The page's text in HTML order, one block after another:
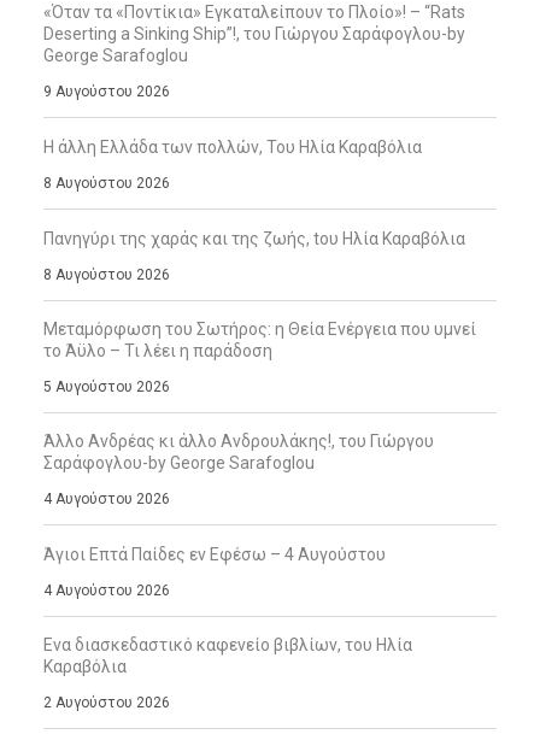
«Όταν τα «Ποντίκια» Εγκαταλείπουν το Πλοίο»! – “Rats
Deserting a Sinking Ship”!, του Γιώργου Σαράφογλου-by
George Sarafoglou
9 Αυγούστου 2026
Η άλλη Ελλάδα των πολλών, Του Ηλία Καραβόλια
8 Αυγούστου 2026
Πανηγύρι της χαράς και της ζωής, tου Ηλία Καραβόλια
8 Αυγούστου 2026
Μεταμόρφωση του Σωτήρος: η Θεία Ενέργεια που υμνεί
το Άϋλο – Τι λέει η παράδοση
5 Αυγούστου 2026
Άλλο Ανδρέας κι άλλο Ανδρουλάκης!, του Γιώργου
Σαράφογλου-by George Sarafoglou
4 Αυγούστου 2026
Άγιοι Επτά Παίδες εν Εφέσω – 4 Αυγούστου
4 Αυγούστου 2026
Ενα διασκεδαστικό καφενείο βιβλίων, του Ηλία
Καραβόλια
2 Αυγούστου 2026